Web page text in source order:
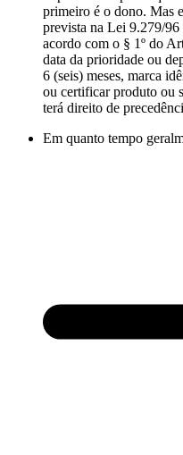
primeiro é o dono. Mas
prevista na Lei 9.279/
acordo com o § 1º do
data da prioridade ou
6 (seis) meses, marca
ou certificar produto ou
terá direito de
Em quanto tempo